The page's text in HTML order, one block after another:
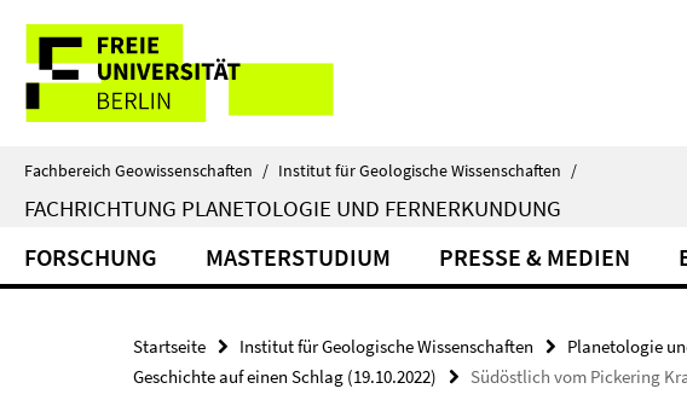
direkt
Inhalt
Service-
Navigation
Fachbereich Geowissenschaften / Institut für Geologische Wissenschaften /
FACHRICHTUNG PLANETOLOGIE UND FERNERKUNDUNG
FORSCHUNG MASTERSTUDIUM PRESSE & MEDIEN
Startseite Institut für Geologische Wissenschaften Planetologie
Geschichte auf einen Schlag (19.10.2022)
Südöstlich vom Pickering